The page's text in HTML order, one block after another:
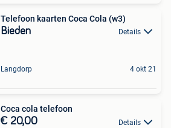
Telefoon kaarten Coca Cola (w3)
Bieden Details
Langdorp 4 okt 21
Coca cola telefoon
€ 20,00 Details